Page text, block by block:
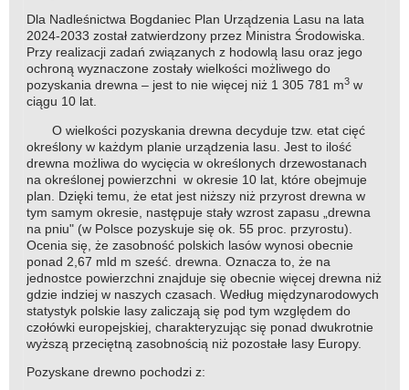
Dla Nadleśnictwa Bogdaniec Plan Urządzenia Lasu na lata
2024-2033 został zatwierdzony przez Ministra Środowiska.
Przy realizacji zadań związanych z hodowlą lasu oraz jego
ochroną wyznaczone zostały wielkości możliwego do
pozyskania drewna – jest to nie więcej niż 1 305 781 m3w
ciągu 10 lat.
O wielkości pozyskania drewna decyduje tzw. etat cięć
określony w każdym planie urządzenia lasu. Jest to ilość
drewna możliwa do wycięcia w określonych drzewostanach
na określonej powierzchni w okresie 10 lat, które obejmuje
plan. Dzięki temu, że etat jest niższy niż przyrost drewna w
tym samym okresie, następuje stały wzrost zapasu „drewna
na pniu" (w Polsce pozyskuje się ok. 55 proc. przyrostu).
Ocenia się, że zasobność polskich lasów wynosi obecnie
ponad 2,67 mld m sześć. drewna. Oznacza to, że na
jednostce powierzchni znajduje się obecnie więcej drewna niż
gdzie indziej w naszych czasach. Według międzynarodowych
statystyk polskie lasy zaliczają się pod tym względem do
czołówki europejskiej, charakteryzując się ponad dwukrotnie
wyższą przeciętną zasobnością niż pozostałe lasy Europy.
Pozyskane drewno pochodzi z: